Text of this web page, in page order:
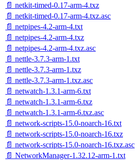
📄 netkit-timed-0.17-arm-4.txz
📄 netkit-timed-0.17-arm-4.txz.asc
📄 netpipes-4.2-arm-4.txt
📄 netpipes-4.2-arm-4.txz
📄 netpipes-4.2-arm-4.txz.asc
📄 nettle-3.7.3-arm-1.txt
📄 nettle-3.7.3-arm-1.txz
📄 nettle-3.7.3-arm-1.txz.asc
📄 netwatch-1.3.1-arm-6.txt
📄 netwatch-1.3.1-arm-6.txz
📄 netwatch-1.3.1-arm-6.txz.asc
📄 network-scripts-15.0-noarch-16.txt
📄 network-scripts-15.0-noarch-16.txz
📄 network-scripts-15.0-noarch-16.txz.asc
📄 NetworkManager-1.32.12-arm-1.txt